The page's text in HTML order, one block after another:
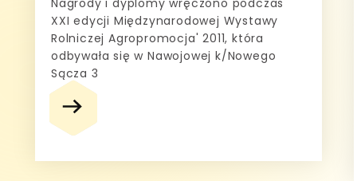
XXI edycji Międzynarodowej Wystawy
Rolniczej Agropromocja' 2011, która
odbywała się w Nawojowej k/Nowego
Sącza 3